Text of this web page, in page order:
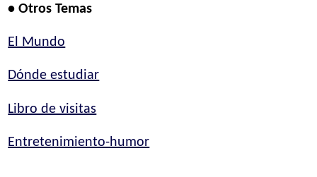
• Otros Temas
El Mundo
Dónde estudiar
Libro de visitas
Entretenimiento-humor